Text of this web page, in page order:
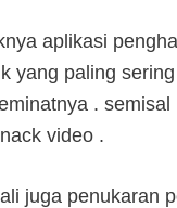
aplikasi
yang paling
. semisal
video .
juga penukaran